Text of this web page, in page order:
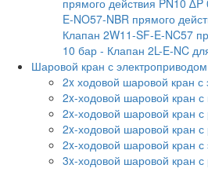
E-NO57-NBR прямого
Клапан 2W11-SF-E-NC57
10 бар - Клапан 2L-E-NC
Шаровой кран с электроприводом
2x ходовой шаровой кран
2x-ходовой шаровой кран
2x-ходовой шаровой кран с
2x-ходовой шаровой кран
2x-ходовой шаровой кран с
3x-ходовой шаровой кран